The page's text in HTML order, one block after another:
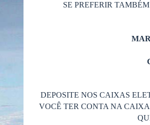
SE PREFERIR
DEPOSITE NOS CAIXAS
VOCÊ TER CONTA NA